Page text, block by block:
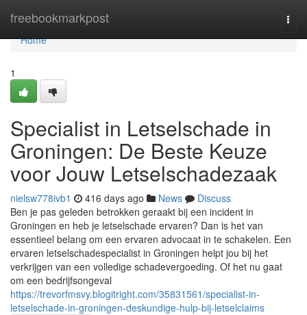
freebookmarkpost
Home
Home
1
Specialist in Letselschade in
Groningen: De Beste Keuze
voor Jouw Letselschadezaak
nielsw778ivb1 416 days ago News
Discuss
Ben je pas geleden betrokken geraakt bij een incident in
Groningen en heb je letselschade ervaren? Dan is het van
essentieel belang om een ervaren advocaat in te schakelen. Een
ervaren letselschadespecialist in Groningen helpt jou bij het
verkrijgen van een volledige schadevergoeding. Of het nu gaat
om een bedrijfsongeval
https://trevorfmsvy.blogitright.com/35831561/specialist-in-
letselschade-in-groningen-deskundige-hulp-bij-letselclaims